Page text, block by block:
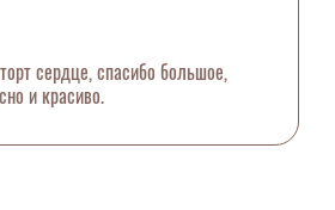
сердце, спасибо большое,
и красиво.